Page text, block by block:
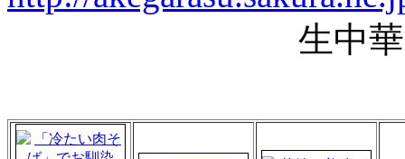
生中華麺、あ